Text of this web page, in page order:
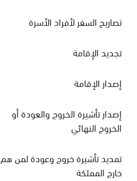
تصاريح السفر لأفراد الأسرة
تجديد الإقامة
إصدار الإقامة
إصدار تأشيرة الخروج والعودة أو
الخروج النهائي
تمديد تأشيرة خروج وعودة لمن هم
خارج المملكة